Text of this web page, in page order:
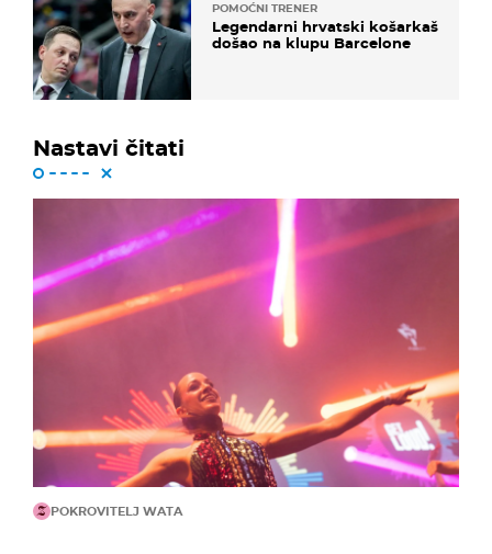
POMOĆNI TRENER
Legendarni hrvatski košarkaš
došao na klupu Barcelone
Nastavi čitati
POKROVITELJ WATA